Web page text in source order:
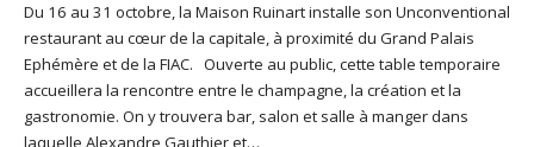
Du 16 au 31 octobre, la Maison Ruinart installe son Unconventional
restaurant au cœur de la capitale, à proximité du Grand Palais
Ephémère et de la FIAC. Ouverte au public, cette table temporaire
accueillera la rencontre entre le champagne, la création et la
gastronomie. On y trouvera bar, salon et salle à manger dans
laquelle Alexandre Gauthier et…